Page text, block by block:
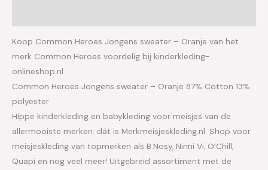
Koop Common Heroes Jongens sweater – Oranje van het
merk Common Heroes voordelig bij kinderkleding-
onlineshop.nl
Common Heroes Jongens sweater – Oranje 87% Cotton 13%
polyester
Hippe kinderkleding en babykleding voor meisjes van de
allermooiste merken: dát is Merkmeisjeskleding.nl. Shop voor
meisjeskleding van topmerken als B.Nosy, Ninni Vi, O’Chill,
Quapi en nog veel meer! Uitgebreid assortiment met de